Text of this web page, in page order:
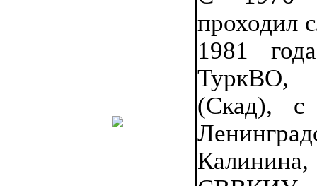
проходил
1981
ТуркВО,
(Скад),